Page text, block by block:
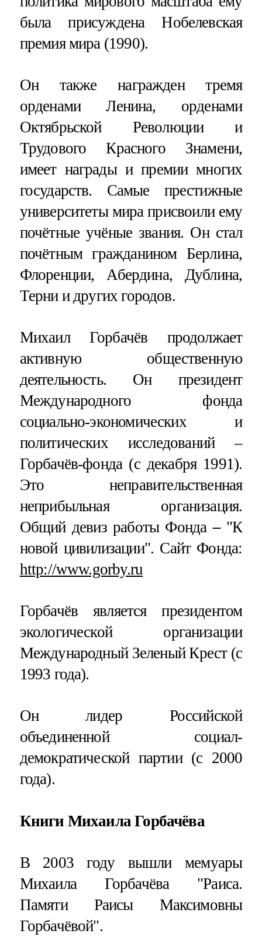
была присуждена Нобелевская
премия мира (1990).
Он также награжден тремя
орденами Ленина, орденами
Октябрьской Революции и
Трудового Красного Знамени,
имеет награды и премии многих
государств. Самые престижные
университеты мира присвоили ему
почётные учёные звания. Он стал
почётным гражданином Берлина,
Флоренции, Абердина, Дублина,
Терни и других городов.
Михаил Горбачёв продолжает
активную общественную
деятельность. Он президент
Международного фонда
социально-экономических и
политических исследований –
Горбачёв-фонда (с декабря 1991).
Это неправительственная
неприбыльная организация.
Общий девиз работы Фонда – "К
новой цивилизации". Сайт Фонда:
http://www.gorby.ru
Горбачёв является президентом
экологической организации
Международный Зеленый Крест (с
1993 года).
Он лидер Российской
объединенной социал-
демократической партии (с 2000
года).
Книги Михаила Горбачёва
В 2003 году вышли мемуары
Михаила Горбачёва "Раиса.
Памяти Раисы Максимовны
Горбачёвой".